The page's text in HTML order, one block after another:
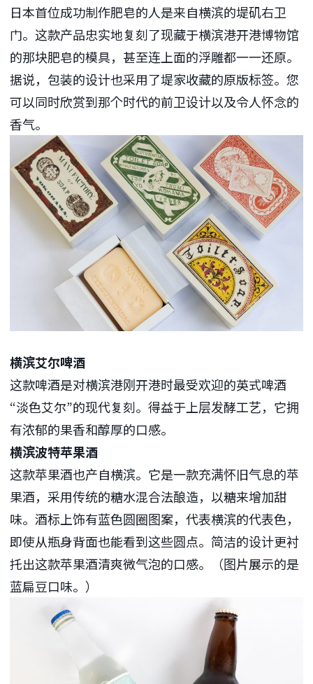
日本首位成功制作肥皂的人是来自横滨的堤矶右卫
门。这款产品忠实地复刻了现藏于横滨港开港博物馆
的那块肥皂的模具，甚至连上面的浮雕都一一还原。
据说，包装的设计也采用了堤家收藏的原版标签。您
可以同时欣赏到那个时代的前卫设计以及令人怀念的
香气。
横滨艾尔啤酒
这款啤酒是对横滨港刚开港时最受欢迎的英式啤酒
“淡色艾尔”的现代复刻。得益于上层发酵工艺，它拥
有浓郁的果香和醇厚的口感。
横滨波特苹果酒
这款苹果酒也产自横滨。它是一款充满怀旧气息的苹
果酒，采用传统的糖水混合法酿造，以糖来增加甜
味。酒标上饰有蓝色圆圈图案，代表横滨的代表色，
即使从瓶身背面也能看到这些圆点。简洁的设计更衬
托出这款苹果酒清爽微气泡的口感。（图片展示的是
蓝扁豆口味。）